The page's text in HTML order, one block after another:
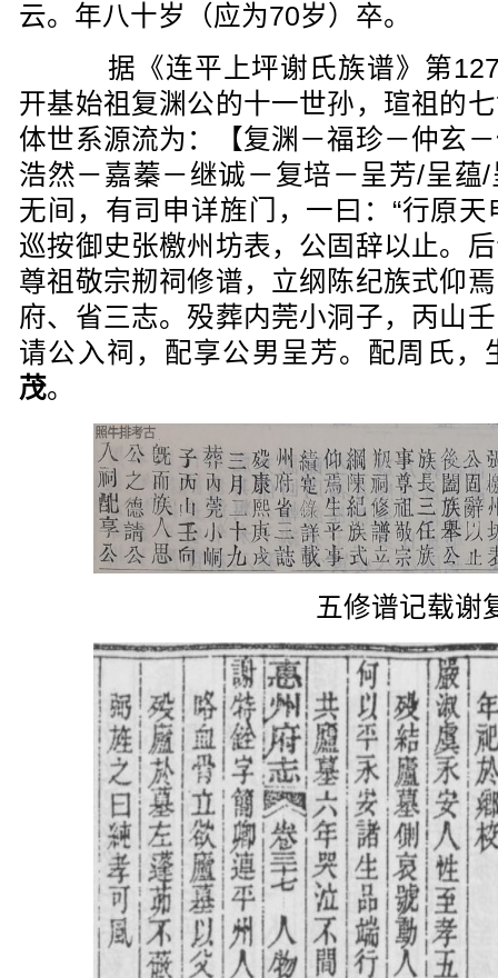
云。年八十岁（应为70岁）卒。
据《连平上坪谢氏族谱》第
开基始祖复渊公的十一世孙，瑄祖的
体世系源流为：【复渊－福珍－仲玄
浩然－嘉蓁－继诚－复培－呈芳/呈蕴
无间，有司申详旌门，一曰：“行原天
巡按御史张檄州坊表，公固辞以止。
尊祖敬宗剏祠修谱，立纲陈纪族式仰
府、省三志。殁葬内莞小洞子，丙山
请公入祠，配享公男呈芳。配周氏，
茂。
五修谱记载谢